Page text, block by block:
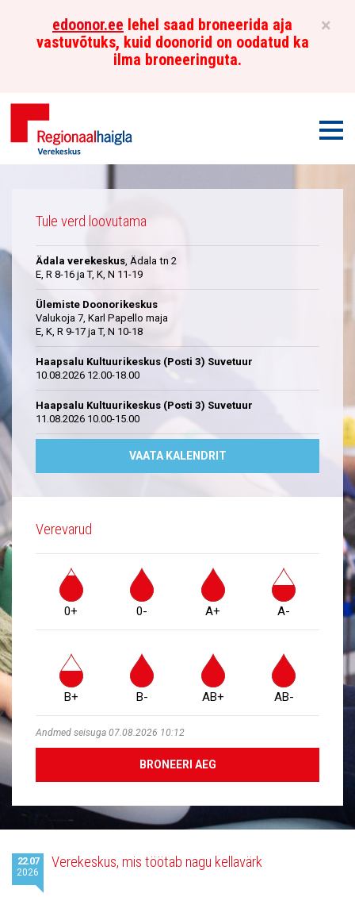
×
edoonor.ee lehel saad broneerida aja
vastuvõtuks, kuid doonorid on oodatud ka
ilma broneeringuta.
Eesti
Regionaalhaigla
Verekeskus
Tule verd loovutama
Ädala verekeskus , Ädala tn 2
E, R 8-16 ja T, K, N 11-19
Ülemiste Doonorikeskus
Valukoja 7, Karl Papello maja
E, K, R 9-17 ja T, N 10-18
Haapsalu Kultuurikeskus (Posti 3) Suvetuur
10.08.2026 12.00-18.00
Haapsalu Kultuurikeskus (Posti 3) Suvetuur
11.08.2026 10.00-15.00
VAATA KALENDRIT
Verevarud
0+ 0- A+ A-
B+ B- AB+ AB-
Andmed seisuga 07.08.2026 10:12
BRONEERI AEG
Viimased
uudised
22.07
2026
Verekeskus, mis töötab nagu kellavärk